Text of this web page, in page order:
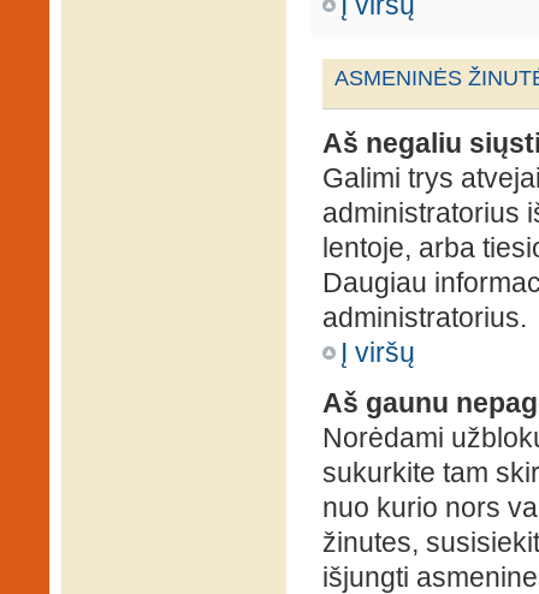
ASMENINĖS
Aš negaliu
Galimi trys
administratorius
lentoje, arba
Daugiau
administratorius.
Į viršų
Aš gaunu
Norėdami
sukurkite tam
nuo kurio nors
žinutes,
išjungti